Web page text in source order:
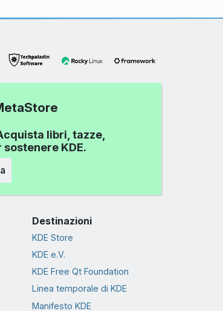
libri, tazze,
KDE.
Destinazioni
KDE Store
KDE e.V.
KDE Free Qt Foundation
Linea temporale di KDE
Manifesto KDE